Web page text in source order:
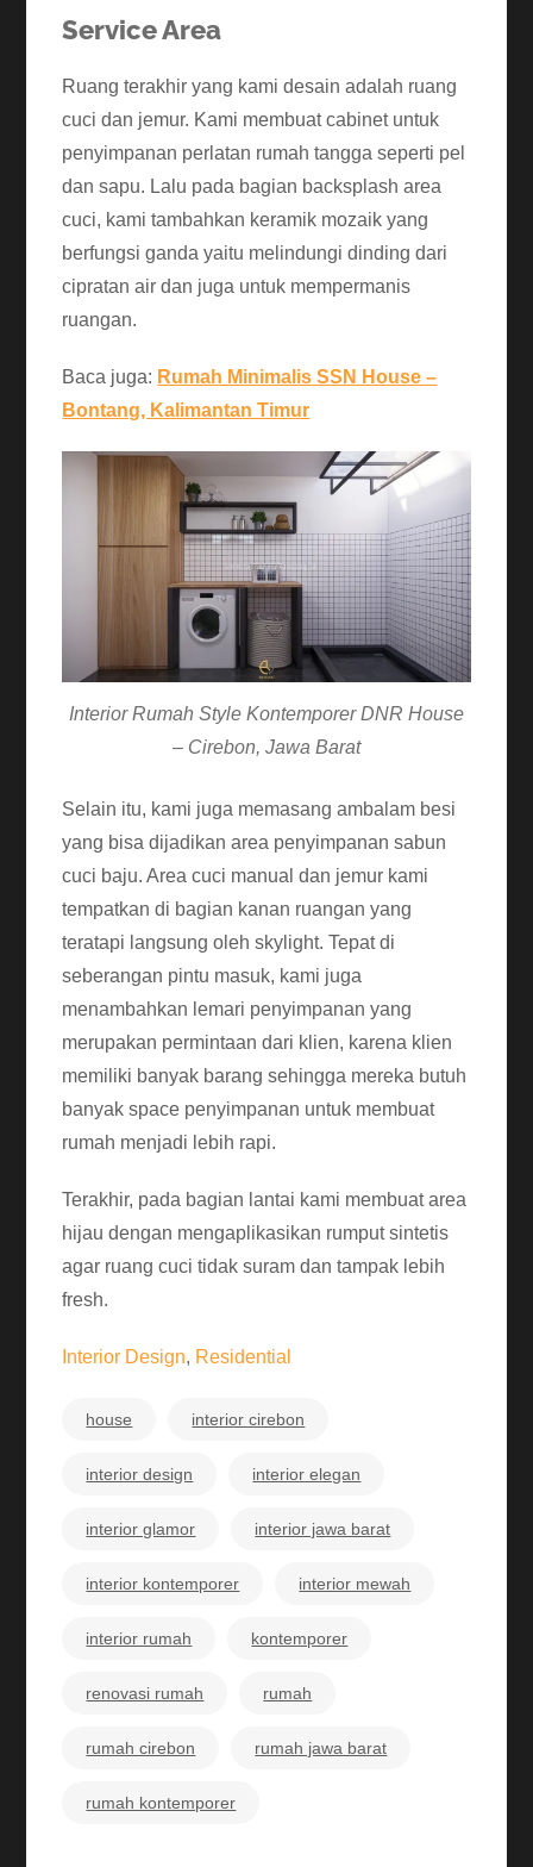
Service Area
Ruang terakhir yang kami desain adalah ruang
cuci dan jemur. Kami membuat cabinet untuk
penyimpanan perlatan rumah tangga seperti pel
dan sapu. Lalu pada bagian backsplash area
cuci, kami tambahkan keramik mozaik yang
berfungsi ganda yaitu melindungi dinding dari
cipratan air dan juga untuk mempermanis
ruangan.
Baca juga: Rumah Minimalis SSN House –
Bontang, Kalimantan Timur
Interior Rumah Style Kontemporer DNR House
– Cirebon, Jawa Barat
Selain itu, kami juga memasang ambalam besi
yang bisa dijadikan area penyimpanan sabun
cuci baju. Area cuci manual dan jemur kami
tempatkan di bagian kanan ruangan yang
teratapi langsung oleh skylight. Tepat di
seberangan pintu masuk, kami juga
menambahkan lemari penyimpanan yang
merupakan permintaan dari klien, karena klien
memiliki banyak barang sehingga mereka butuh
banyak space penyimpanan untuk membuat
rumah menjadi lebih rapi.
Terakhir, pada bagian lantai kami membuat area
hijau dengan mengaplikasikan rumput sintetis
agar ruang cuci tidak suram dan tampak lebih
fresh.
Interior Design, Residential
house interior cirebon
interior design interior elegan
interior glamor interior jawa barat
interior kontemporer interior mewah
interior rumah kontemporer
renovasi rumah rumah
rumah cirebon rumah jawa barat
rumah kontemporer